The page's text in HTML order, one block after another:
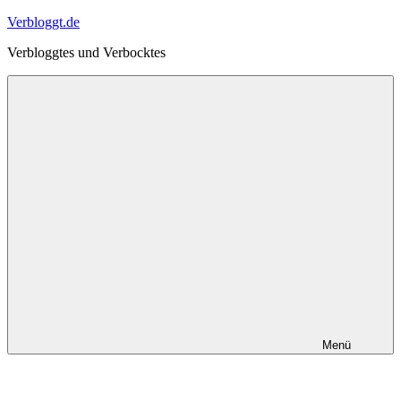
Zum
springen
Verbloggt.de
Verbloggtes und Verbocktes
Menü